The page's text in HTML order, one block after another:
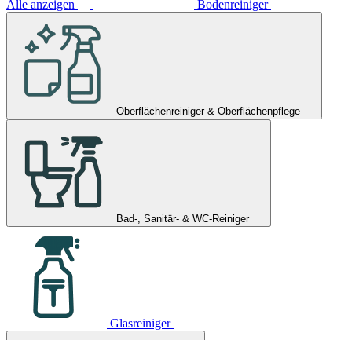
Alle anzeigen Bodenreiniger
Oberflächenreiniger & Oberflächenpflege
Bad-, Sanitär- & WC-Reiniger
Glasreiniger